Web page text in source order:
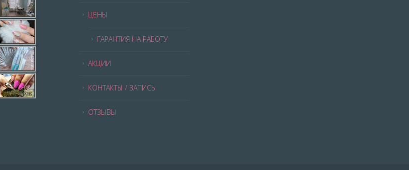
ЦЕНЫ
ГАРАНТИЯ НА РАБОТУ
АКЦИИ
КОНТАКТЫ / ЗАПИСЬ
ОТЗЫВЫ